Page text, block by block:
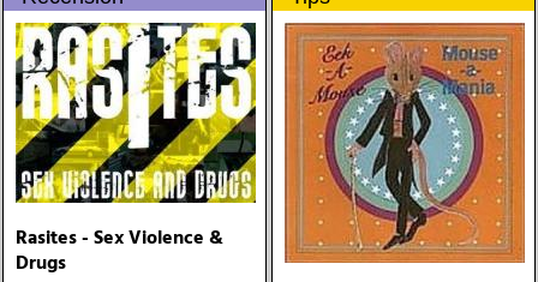
Rasites - Sex Violence &
Drugs